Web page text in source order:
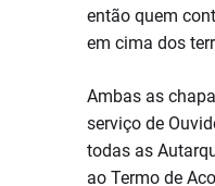
então quem
em cima dos
Ambas as
serviço de
todas as
ao Termo de